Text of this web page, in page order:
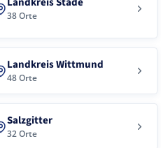
38 Orte
Landkreis Wittmund
48 Orte
Salzgitter
32 Orte